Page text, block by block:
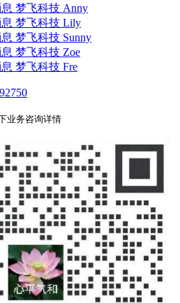
梦飞科技 Anny
梦飞科技 Lily
梦飞科技 Sunny
梦飞科技 Zoe
梦飞科技 Fre
业务咨询详情